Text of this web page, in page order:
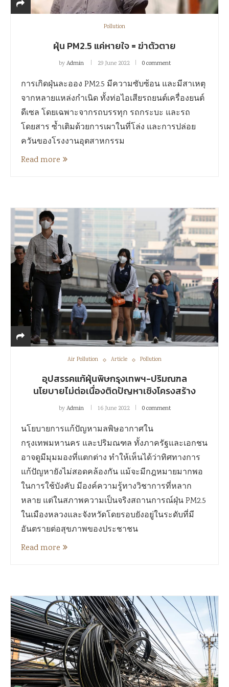
Pollution
ฝุ่น PM2.5 แค่หายใจ = ฆ่าตัวตาย
byAdmin 29 June 2022 0 comment
การเกิดฝุ่นละออง PM2.5 มีความซับซ้อน และมีสาเหตุ
จากหลายแหล่งกำเนิด ทั้งท่อไอเสียรถยนต์เครื่องยนต์
ดีเซล โดยเฉพาะจากรถบรรทุก รถกระบะ และรถ
โดยสาร ซ้ำเติมด้วยการเผาในที่โล่ง และการปล่อย
ควันของโรงงานอุตสาหกรรม
Read more
Air Pollution Article Pollution
อุปสรรคแก้ฝุ่นพิษกรุงเทพฯ-ปริมณฑล
นโยบายไม่ต่อเนื่องติดปัญหาเชิงโครงสร้าง
byAdmin 16 June 2022 0 comment
นโยบายการแก้ปัญหามลพิษอากาศใน
กรุงเทพมหานคร และปริมณฑล ทั้งภาครัฐและเอกชน
อาจดูมีมุมมองที่แตกต่าง ทำให้เห็นได้ว่าทิศทางการ
แก้ปัญหายังไม่สอดคล้องกัน แม้จะมีกฎหมายมากพอ
ในการใช้บังคับ มีองค์ความรู้ทางวิชาการที่หลาก
หลาย แต่ในสภาพความเป็นจริงสถานการณ์ฝุ่น PM2.5
ในเมืองหลวงและจังหวัดโดยรอบยังอยู่ในระดับที่มี
อันตรายต่อสุขภาพของประชาชน
Read more